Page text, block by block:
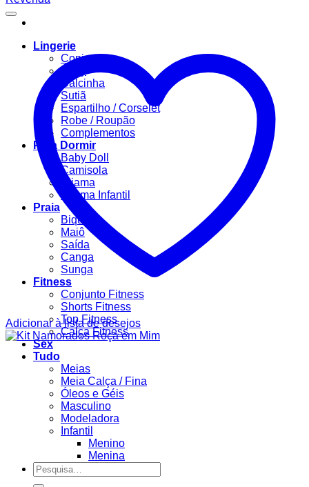
Lingerie
Conjuntos
Body
Calcinha
Sutiã
Espartilho / Corselet
Robe / Roupão
Complementos
Para Dormir
Baby Doll
Camisola
Pijama
Pijama Infantil
Praia
Biquíni
Maiô
Saída
Canga
Sunga
Fitness
Conjunto Fitness
Shorts Fitness
Top Fitness
Calça Fitness
Sex
Tudo
Meias
Meia Calça / Fina
Óleos e Géis
Masculino
Modeladora
Infantil
Menino
Menina
Pesquisar
por:
Adicionar à lista de desejos